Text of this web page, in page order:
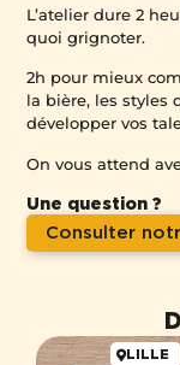
LILLE
L’atelier dure 2
quoi grignoter.
2h pour mieux
la bière, les styles
développer vos
On vous attend
Une question ?
Consulter